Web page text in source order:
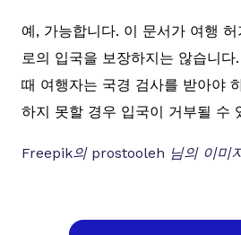
예, 가능합니다. 이 문서가 여행
로의 입국을 보장하지는 않습니
때 여행자는 국경 검사를 받아야
하지 못할 경우 입국이 거부될 수
Freepik의 prostooleh 님의 이미